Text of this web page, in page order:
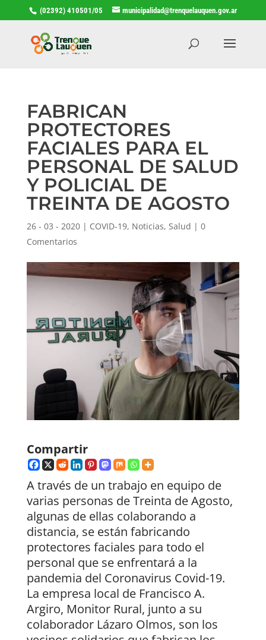
(02392) 410501/05 municipalidad@trenquelauquen.gov.ar
FABRICAN
PROTECTORES
FACIALES PARA EL
PERSONAL DE SALUD
Y POLICIAL DE
TREINTA DE AGOSTO
26 - 03 - 2020| COVID-19, Noticias, Salud | 0
Comentarios
Compartir
A través de un trabajo en equipo de
varias personas de Treinta de Agosto,
algunas de ellas colaborando a
distancia, se están fabricando
protectores faciales para todo el
personal que se enfrentará a la
pandemia del Coronavirus Covid-19.
La empresa local de Francisco A.
Argiro, Monitor Rural, junto a su
colaborador Lázaro Olmos, son los